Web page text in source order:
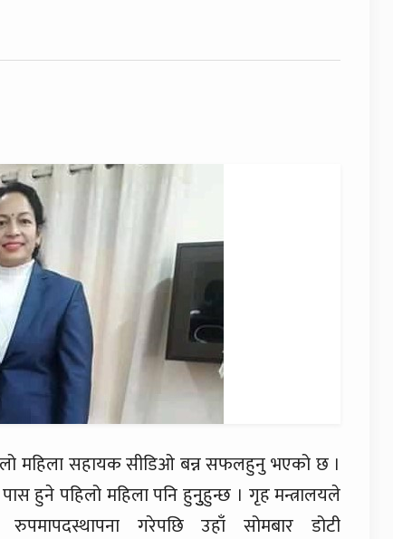
महिला सहायक सीडिओ बन्न सफलहुनु भएको छ ।
हुने पहिलो महिला पनि हुनुुहुन्छ । गृह मन्त्रालयले
गरेपछि उहाँ सोमबार डोटी